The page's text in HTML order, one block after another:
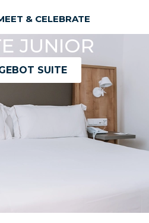
& CELEBRATE
JUNIOR
SUITE